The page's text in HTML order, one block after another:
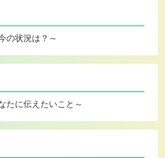
の状況は？～
たに伝えたいこと～